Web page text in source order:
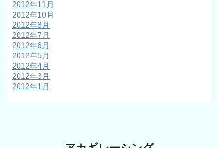
2012年11月
2012年10月
2012年8月
2012年7月
2012年6月
2012年5月
2012年4月
2012年3月
2012年1月